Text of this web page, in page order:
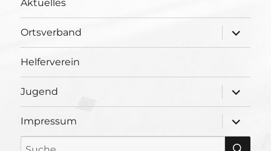
Aktuelles
Ortsverband
öffnen
Helferverein
Jugend
öffnen
Impressum
öffnen
Suche